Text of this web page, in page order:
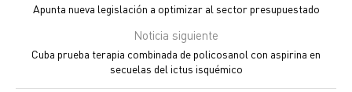
Apunta nueva legislación a optimizar al sector presupuestado
Noticia siguiente
Cuba prueba terapia combinada de policosanol con aspirina en
secuelas del ictus isquémico